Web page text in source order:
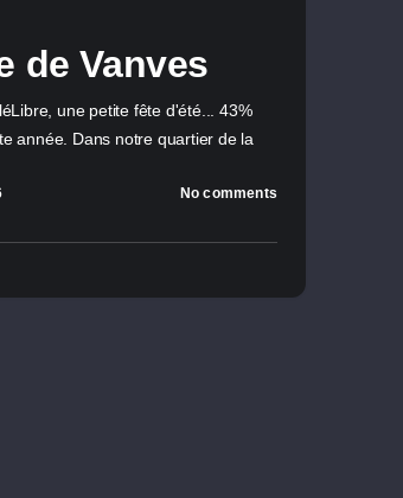
de Vanves
une petite fête d'été... 43%
année. Dans notre quartier de la
No comments